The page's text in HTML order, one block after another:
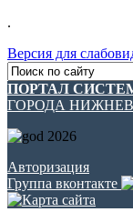
.
Версия для
ПОРТАЛ
ГОРОДА
Авторизация
Группа вконтакте